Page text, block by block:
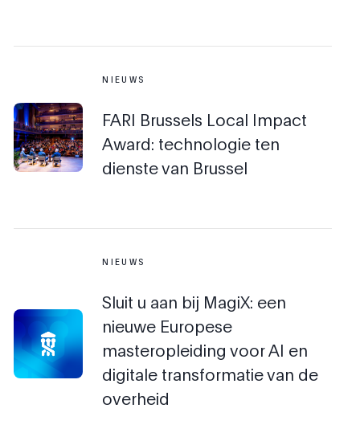
NIEUWS
FARI Brussels Local Impact
Award: technologie ten
dienste van Brussel
NIEUWS
Sluit u aan bij MagiX: een
nieuwe Europese
masteropleiding voor AI en
digitale transformatie van de
overheid